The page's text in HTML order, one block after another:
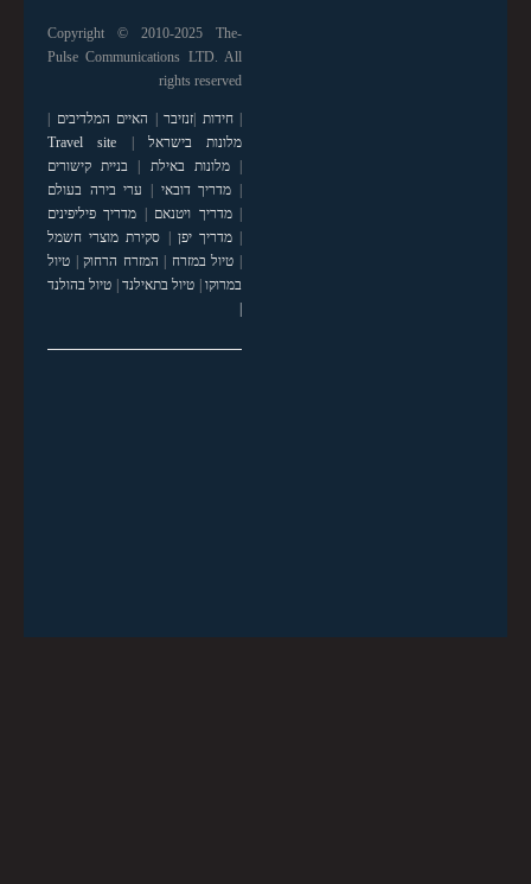
Copyright © 2010-2025 The-
Pulse Communications LTD. All
rights reserved
|חידות זנזיבר האיים המלדיבים
מלונות בישראל
Travel site
|מלונות באילת
בניית קישורים
מדריך דובאי
ערי בירה בעולם
|מדריך ויטנאם
מדריך פיליפינים
|מדריך יפן
סקירת מוצרי חשמל
טיול במזרח המזרח הרחוק| טיול
במרוקו| טיול בתאילנד| טיול בהולנד